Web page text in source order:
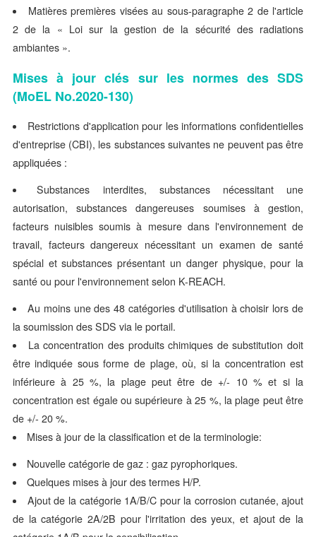
Matières premières visées au sous-paragraphe 2 de l'article
2 de la « Loi sur la gestion de la sécurité des radiations
ambiantes ».
Mises à jour clés sur les normes des SDS
(MoEL No.2020-130)
Restrictions d'application pour les informations confidentielles
d'entreprise (CBI), les substances suivantes ne peuvent pas être
appliquées :
Substances interdites, substances nécessitant une
autorisation, substances dangereuses soumises à gestion,
facteurs nuisibles soumis à mesure dans l'environnement de
travail, facteurs dangereux nécessitant un examen de santé
spécial et substances présentant un danger physique, pour la
santé ou pour l'environnement selon K-REACH.
Au moins une des 48 catégories d'utilisation à choisir lors de
la soumission des SDS via le portail.
La concentration des produits chimiques de substitution doit
être indiquée sous forme de plage, où, si la concentration est
inférieure à 25 %, la plage peut être de +/- 10 % et si la
concentration est égale ou supérieure à 25 %, la plage peut être
de +/- 20 %.
Mises à jour de la classification et de la terminologie:
Nouvelle catégorie de gaz : gaz pyrophoriques.
Quelques mises à jour des termes H/P.
Ajout de la catégorie 1A/B/C pour la corrosion cutanée, ajout
de la catégorie 2A/2B pour l'irritation des yeux, et ajout de la